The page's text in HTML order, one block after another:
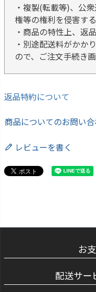
・複製(転載等)、公
権等の権利を侵害す
・商品の特性上、返
・別途配送料がかか
ので、ご注文手続き
返品特約について
商品についてのお問い
レビューを書く
お
配送サー